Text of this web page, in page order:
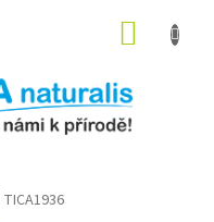
TICA1936